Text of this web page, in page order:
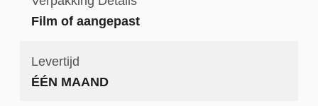
Film of aangepast
Levertijd
ÉÉN MAAND